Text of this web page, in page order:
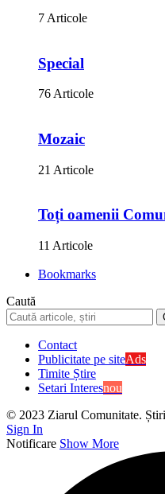
7 Articole
Special
76 Articole
Mozaic
21 Articole
Toți oamenii
11 Articole
Bookmarks
Caută
Contact
Publicitate pe siteAds
Timite Știre
Setari Interesnou
© 2023 Ziarul Comunitate.
Sign In
Notificare Show More